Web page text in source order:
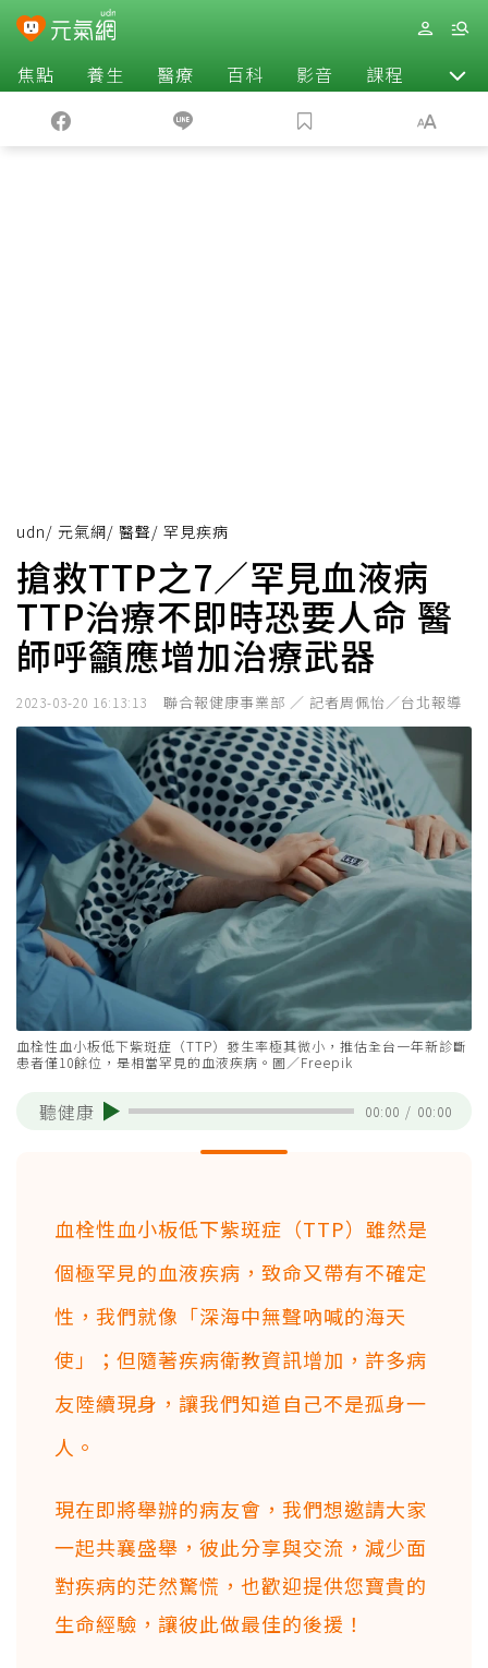
焦點 養生 醫療 百科 影音 課程 退休
udn/ 元氣網/ 醫聲/ 罕見疾病
搶救TTP之7／罕見血液病
TTP治療不即時恐要人命 醫
師呼籲應增加治療武器
2023-03-20 16:13:13 聯合報健康事業部 ／ 記者周佩怡／台北報導
血栓性血小板低下紫斑症（TTP）發生率極其微小，推估全台一年新診斷
患者僅10餘位，是相當罕見的血液疾病。圖／Freepik
聽健康 00:00 / 00:00
血栓性血小板低下紫斑症（TTP）雖然是
個極罕見的血液疾病，致命又帶有不確定
性，我們就像「深海中無聲吶喊的海天
使」；但隨著疾病衛教資訊增加，許多病
友陸續現身，讓我們知道自己不是孤身一
人。
現在即將舉辦的病友會，我們想邀請大家
一起共襄盛舉，彼此分享與交流，減少面
對疾病的茫然驚慌，也歡迎提供您寶貴的
生命經驗，讓彼此做最佳的後援！